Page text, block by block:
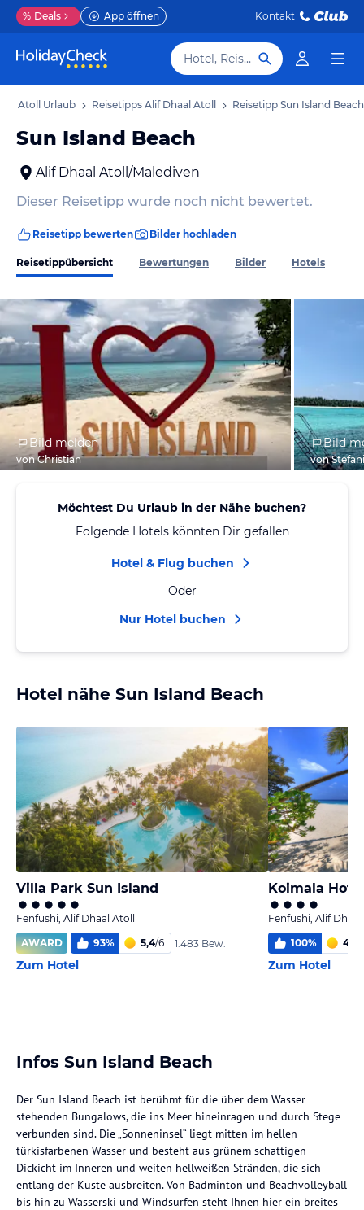
% Deals App öffnen Kontakt
Hotel, Reiseziel
Atoll Urlaub Reisetipps Alif Dhaal Atoll Reisetipp Sun Island Beach
Sun Island Beach
Alif Dhaal Atoll/Malediven
Dieser Reisetipp wurde noch nicht bewertet.
Reisetipp bewerten Bilder hochladen
Reisetippübersicht Bewertungen Bilder Hotels
Bild melden
von Christian
Bild
von
Möchtest Du Urlaub in der Nähe buchen?
Folgende Hotels könnten Dir gefallen
Hotel & Flug buchen
Oder
Nur Hotel buchen
Hotel nähe Sun Island Beach
Villa Park Sun Island
Fenfushi, Alif Dhaal Atoll
AWARD
93% 5,4/6 1.483 Bew.
Zum Hotel
Koimala Hotel
Fenfushi, Alif
100% 4,1
Zum Hotel
Infos Sun Island Beach
Der Sun Island Beach ist berühmt für die über dem Wasser
stehenden Bungalows, die ins Meer hineinragen und durch Stege
verbunden sind. Die „Sonneninsel“ liegt mitten im hellen
türkisfarbenen Wasser und besteht aus grünem schattigen
Dickicht im Inneren und weiten hellweißen Stränden, die sich
entlang der Küste ausbreiten. Von Badminton und Beachvolleyball
bis hin zu Wasserski und Windsurfen steht Ihnen hier ein breites